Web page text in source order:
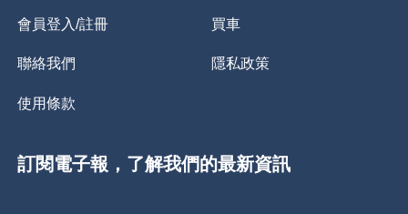
會員登入/註冊 買車
聯絡我們 隱私政策
使用條款
訂閱電子報，了解我們的最新資訊